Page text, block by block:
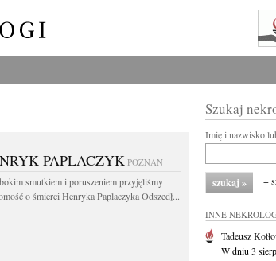
PAPLACZYK POZNAŃ
smutkiem i poruszeniem przyjęliśmy
o śmierci Henryka Paplaczyka Odszedł...
Szukaj
Imię i nazwisko
+
INNE
Tadeusz
W dniu 3